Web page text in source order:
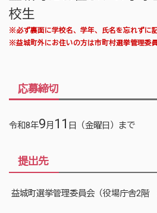
校生
※必ず裏面に学校名、学年、氏名を忘れずに
※益城町外にお住いの方は市町村選挙管理委
応募締切
令和8年9月 11 日（金曜日）まで
提出先
益城町選挙管理委員会（役場庁舎2階